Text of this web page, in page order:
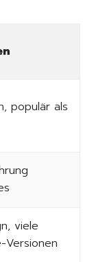
populär als
viele
Versionen